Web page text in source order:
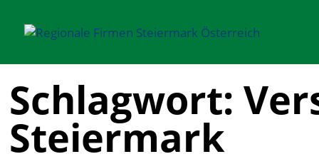
Schlagwort:
Steiermark